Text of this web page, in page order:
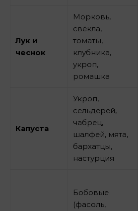
Лук и
чеснок
Морковь,
свёкла,
томаты,
клубника,
укроп,
ромашка
Капуста
Укроп,
сельдерей,
чабрец,
шалфей, мята,
бархатцы,
настурция
Бобовые
(фасоль,